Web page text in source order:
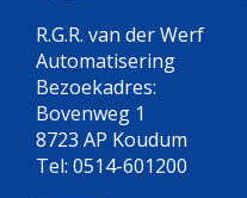
R.G.R. van der Werf
Automatisering
Bezoekadres:
Bovenweg 1
8723 AP Koudum
Tel: 0514-601200